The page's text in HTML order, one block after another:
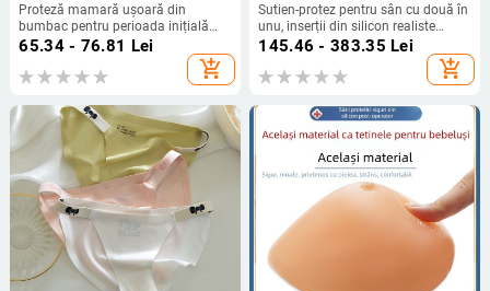
Proteză mamară ușoară din
bumbac pentru perioada inițială
post-mastectomie, pernă din burete
lavabilă la mâna, potrivită pentru
înot.
65.34 - 76.81 Lei
add_shopping_cart
Sutien-protez pentru sân cu două în
unu, inserții din silicon realiste
pentru cross-dressing
145.46 - 383.35 Lei
add_shopping_cart